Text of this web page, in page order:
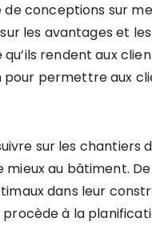
conceptions sur
les avantages et
rendent aux
permettre aux
sur les chantiers
au bâtiment.
dans leur
à la